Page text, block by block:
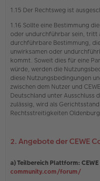
1.15 Der Rechtsweg ist
1.16 Sollte eine Bestimmung
oder undurchführbar sein, tritt
durchführbare Bestimmung,
unwirksamen oder
kommt. Soweit dies für eine
würde, werden die
diese Nutzungsbedingungen
zwischen dem Nutzer und
Deutschland unter Ausschluss
zulässig, wird als
Rechtsstreitigkeiten
2. Angebote der CEWE
a) Teilbereich Plattform: CEWE
community.com/forum/